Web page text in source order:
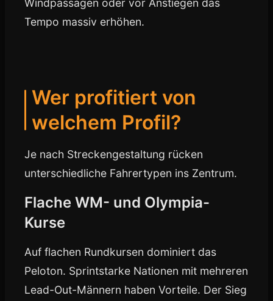
Windpassagen oder vor Anstiegen das
Tempo massiv erhöhen.
Wer profitiert von
welchem Profil?
Je nach Streckengestaltung rücken
unterschiedliche Fahrertypen ins Zentrum.
Flache WM- und Olympia-
Kurse
Auf flachen Rundkursen dominiert das
Peloton. Sprintstarke Nationen mit mehreren
Lead-Out-Männern haben Vorteile. Der Sieg